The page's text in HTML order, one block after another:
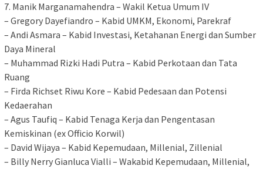
7. Manik Marganamahendra – Wakil Ketua Umum IV
– Gregory Dayefiandro – Kabid UMKM, Ekonomi, Parekraf
– Andi Asmara – Kabid Investasi, Ketahanan Energi dan Sumber
Daya Mineral
– Muhammad Rizki Hadi Putra – Kabid Perkotaan dan Tata
Ruang
– Firda Richset Riwu Kore – Kabid Pedesaan dan Potensi
Kedaerahan
– Agus Taufiq – Kabid Tenaga Kerja dan Pengentasan
Kemiskinan (ex Officio Korwil)
– David Wijaya – Kabid Kepemudaan, Millenial, Zillenial
– Billy Nerry Gianluca Vialli – Wakabid Kepemudaan, Millenial,